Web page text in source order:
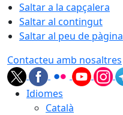
Saltar a la capçalera
Saltar al contingut
Saltar al peu de pàgina
Contacteu amb nosaltres
Idiomes
Català